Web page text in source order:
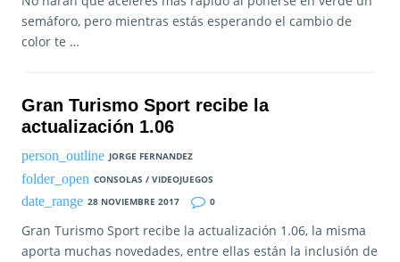
semáforo, pero mientras estás esperando el cambio de
color te …
Gran Turismo Sport recibe la
actualización 1.06
JORGE FERNANDEZ
CONSOLAS / VIDEOJUEGOS
28 NOVIEMBRE 2017
0
Gran Turismo Sport recibe la actualización 1.06, la misma
aporta muchas novedades, entre ellas están la inclusión de